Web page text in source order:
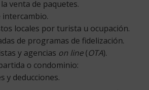
venta de paquetes.
intercambio.
locales por turista u ocupación.
de programas de fidelización.
y agencias on line(OTA).
o condominio:
y deducciones.